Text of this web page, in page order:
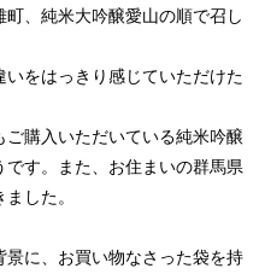
、純米大吟醸愛山の順で召し
をはっきり感じていただけた
購入いただいている純米吟醸
す。また、お住まいの群馬県
した。
に、お買い物なさった袋を持